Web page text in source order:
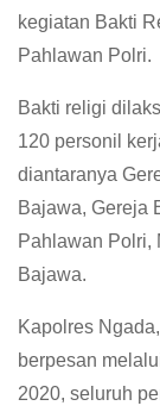
kegiatan Bakti
Pahlawan Polri.
Bakti religi
120 personil
diantaranya
Bajawa, Gereja
Pahlawan Polri,
Bajawa.
Kapolres
berpesan
2020, seluruh